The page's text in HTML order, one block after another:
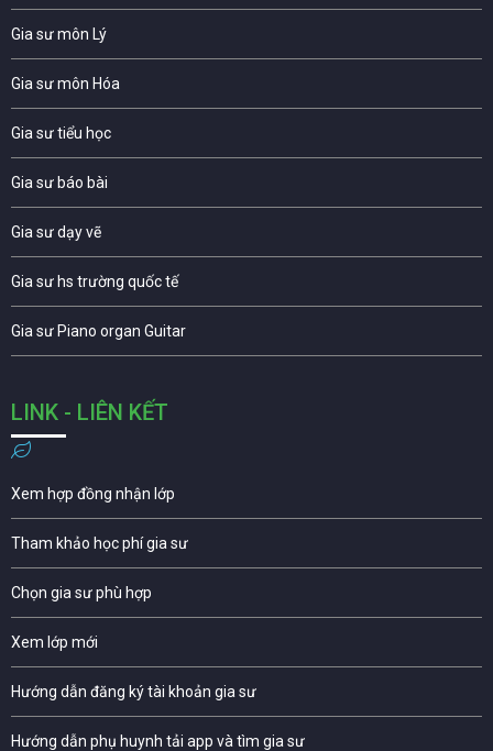
Gia sư môn Lý
Gia sư môn Hóa
Gia sư tiểu học
Gia sư báo bài
Gia sư dạy vẽ
Gia sư hs trường quốc tế
Gia sư Piano organ Guitar
LINK - LIÊN KẾT
Xem hợp đồng nhận lớp
Tham khảo học phí gia sư
Chọn gia sư phù hợp
Xem lớp mới
Hướng dẫn đăng ký tài khoản gia sư
Hướng dẫn phụ huynh tải app và tìm gia sư